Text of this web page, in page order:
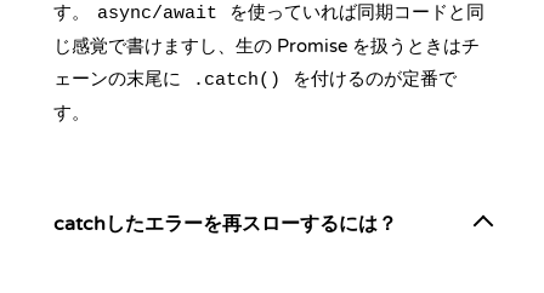
す。
async/await
を使っていれば同期コードと同
じ感覚で書けますし、生の Promise を扱うときはチ
ェーンの末尾に
.catch()
を付けるのが定番で
す。
catchしたエラーを再スローするには？